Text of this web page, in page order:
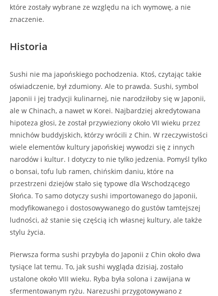
które zostały wybrane ze względu na ich wymowę, a nie
znaczenie.
Historia
Sushi nie ma japońskiego pochodzenia. Ktoś, czytając takie
oświadczenie, był zdumiony. Ale to prawda. Sushi, symbol
Japonii i jej tradycji kulinarnej, nie narodziłoby się w Japonii,
ale w Chinach, a nawet w Korei. Najbardziej akredytowana
hipoteza głosi, że został przywieziony około VII wieku przez
mnichów buddyjskich, którzy wrócili z Chin. W rzeczywistości
wiele elementów kultury japońskiej wywodzi się z innych
narodów i kultur. I dotyczy to nie tylko jedzenia. Pomyśl tylko
o bonsai, tofu lub ramen, chińskim daniu, które na
przestrzeni dziejów stało się typowe dla Wschodzącego
Słońca. To samo dotyczy sushi importowanego do Japonii,
modyfikowanego i dostosowywanego do gustów tamtejszej
ludności, aż stanie się częścią ich własnej kultury, ale także
stylu życia.
Pierwsza forma sushi przybyła do Japonii z Chin około dwa
tysiące lat temu. To, jak sushi wygląda dzisiaj, zostało
ustalone około VIII wieku. Ryba była solona i zawijana w
sfermentowanym ryżu. Narezushi przygotowywano z